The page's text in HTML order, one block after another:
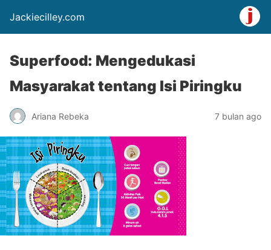
Jackiecilley.com
Superfood: Mengedukasi
Masyarakat tentang Isi Piringku
Ariana Rebeka 7 bulan ago